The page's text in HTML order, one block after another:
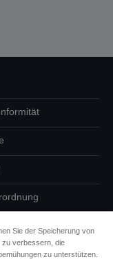
Sie der Speicherung von
zu verbessern, die
zu unterstützen.